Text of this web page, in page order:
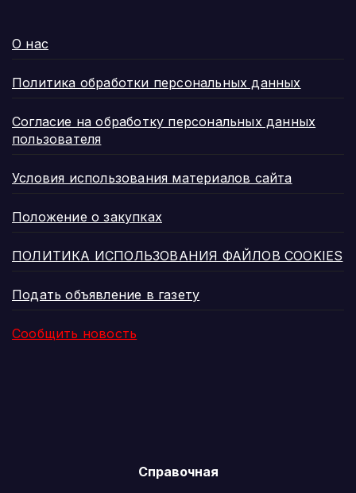
О нас
Политика обработки персональных данных
Согласие на обработку персональных данных
пользователя
Условия использования материалов сайта
Положение о закупках
ПОЛИТИКА ИСПОЛЬЗОВАНИЯ ФАЙЛОВ COOKIES
Подать объявление в газету
Сообщить новость
Справочная